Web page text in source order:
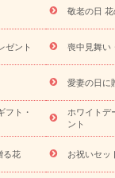
ー
ペットのお供
祝い返し お見舞い
観葉植物 ミディ
ら探す アレンジ
・お悔やみ 胡蝶蘭
ディ胡蝶蘭・お供え
産直多肉植物
プリ
み 花とセットギフ
ナモア-）
花とみ
ラー ピンク イ
敬老の日
ゼント 喪中見舞い
愛妻の日に
フト・
ホワイトデ
ント
る花 お祝いセッ